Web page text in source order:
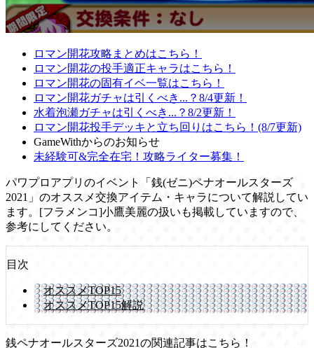
ロマン開花攻略まとめはこちら！
ロマン開花の投手適正キャラはこちら！
ロマン開花の固有イベ一覧はこちら！
ロマン開花ガチャは引くべき...？8/4更新！
水着泡瀬ガチャは引くべき...？8/2更新！
ロマン開花投手デッキと立ち回りはこちら！(8/7更新)
GameWithからのお知らせ
未経験可&完全在宅！攻略ライター募集！
パワプロアプリのイベント「銭(ゼニ)ペナオールスターズ
2021」のオススメ交換アイテム・キャラについて解説してい
ます。[フラメンコ]小鷹美麗の扱いも掲載していますので、
参考にしてください。
目次
オススメTOP15
オススメTOP15解説
銭ペナオールスターズ2021の関連記事はこちら！